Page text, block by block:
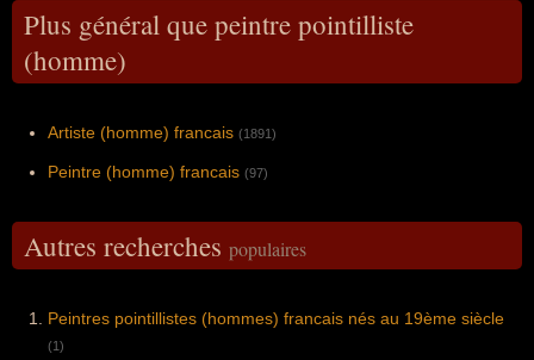
Plus général que peintre pointilliste
(homme)
Artiste (homme) francais (1891)
Peintre (homme) francais (97)
Autres recherches populaires
Peintres pointillistes (hommes) francais nés au 19ème siècle
(1)